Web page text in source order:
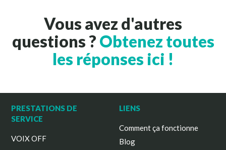
Vous avez d'autres
questions ? Obtenez toutes
les réponses ici !
PRESTATIONS DE
SERVICE
VOIX OFF
LIENS
Comment ça fonctionne
Blog